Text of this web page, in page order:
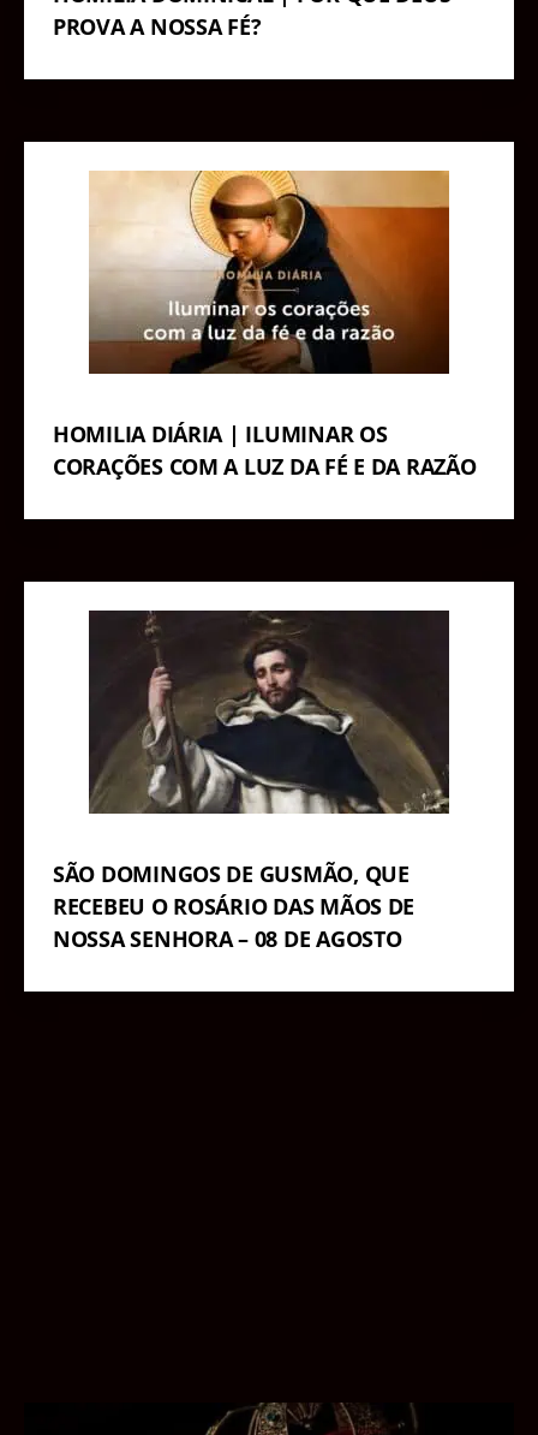
PROVA A NOSSA FÉ?
HOMILIA DIÁRIA | ILUMINAR OS
CORAÇÕES COM A LUZ DA FÉ E DA RAZÃO
SÃO DOMINGOS DE GUSMÃO, QUE
RECEBEU O ROSÁRIO DAS MÃOS DE
NOSSA SENHORA – 08 DE AGOSTO